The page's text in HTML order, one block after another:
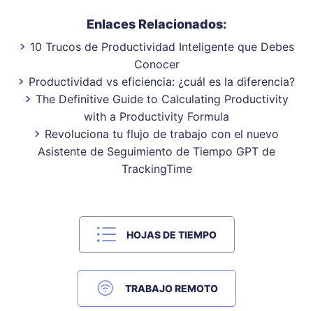
Enlaces Relacionados:
10 Trucos de Productividad Inteligente que Debes
Conocer
Productividad vs eficiencia: ¿cuál es la diferencia?
The Definitive Guide to Calculating Productivity
with a Productivity Formula
Revoluciona tu flujo de trabajo con el nuevo
Asistente de Seguimiento de Tiempo GPT de
TrackingTime
HOJAS DE TIEMPO
TRABAJO REMOTO